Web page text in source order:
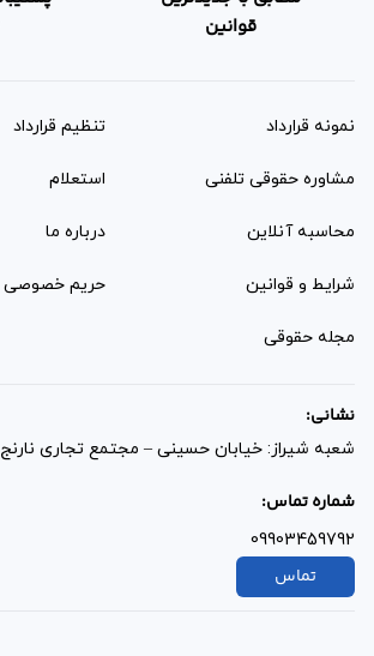
قوانین
نمونه قرارداد‌ تنظیم قرارداد
مشاوره حقوقی تلفنی استعلام
محاسبه آنلاین درباره ما
شرایط و قوانین حریم خصوصی
مجله حقوقی
نشانی:
شعبه شیراز: خیابان حسینی – مجتمع تجاری
شماره تماس:
09903459792
تماس